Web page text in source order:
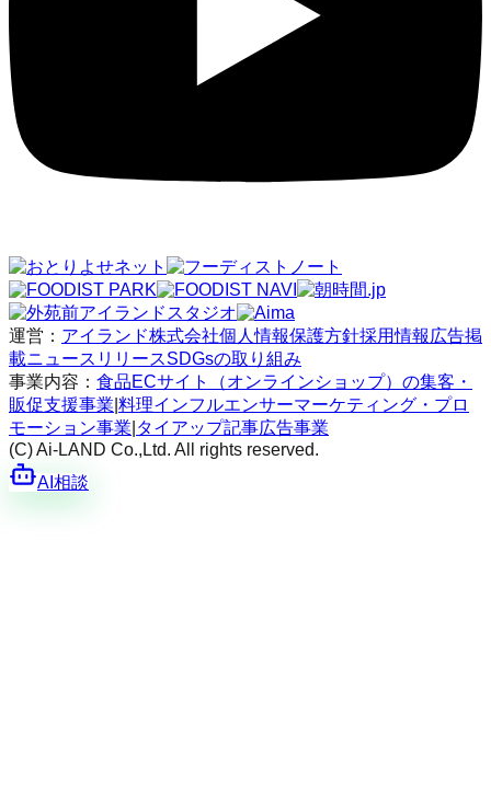
運営： アイランド株式会社個人情報保護方針採用情報 広告掲
載ニュースリリースSDGsの取り組み
事業内容： 食品ECサイト（オンラインショップ）の集客・
販促支援事業 料理インフルエンサーマーケティング・プロ
モーション事業 タイアップ記事広告事業
(C) Ai-LAND Co.,Ltd. All rights reserved.
AI相談